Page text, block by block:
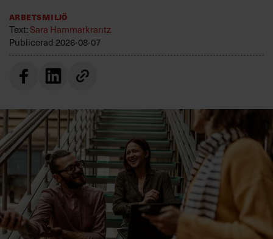
Arbetsmiljö
Text:Sara Hammarkrantz
Publicerad 2026-08-07